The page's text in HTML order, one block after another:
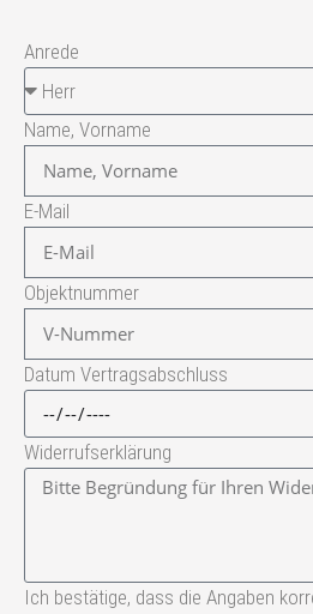
Anrede
Name, Vorname
E-Mail
Objektnummer
Datum Vertragsabschluss
Widerrufserklärung
Ich bestätige, dass die Angaben